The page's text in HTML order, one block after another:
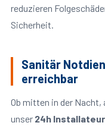
reduzieren
Sicherheit.
Sanitär
erreichbar
Ob mitten in der Nacht,
unser 24h